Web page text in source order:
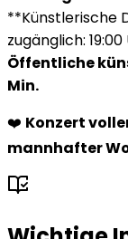
**Künstlerische
zugänglich:
Öffentliche
Min.
❤️ Konzert
mannhafter